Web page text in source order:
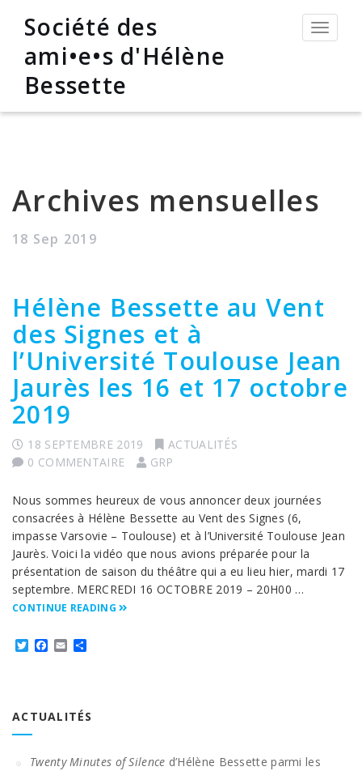
Société des
ami•e•s d'Hélène
Bessette
Archives mensuelles
18 Sep 2019
Hélène Bessette au Vent
des Signes et à
l’Université Toulouse Jean
Jaurès les 16 et 17 octobre
2019
18 SEPTEMBRE 2019
ACTUALITÉS
0 COMMENTAIRE
GRP
Nous sommes heureux de vous annoncer deux journées
consacrées à Hélène Bessette au Vent des Signes (6,
impasse Varsovie – Toulouse) et à l’Université Toulouse Jean
Jaurès. Voici la vidéo que nous avions préparée pour la
présentation de saison du théâtre qui a eu lieu hier, mardi 17
septembre. MERCREDI 16 OCTOBRE 2019 – 20H00 …
CONTINUE READING
TwitterFacebook
Email
ACTUALITÉS
Twenty Minutes of Silence d’Hélène Bessette parmi les